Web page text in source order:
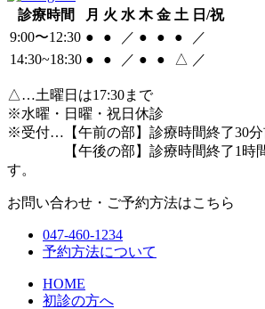
診療時間 月 火 水 木 金 土 日/祝
9:00〜12:30 ● ● ／ ● ● ●
／
14:30~18:30 ● ● ／ ● ● △ ／
△…土曜日は17:30まで
※水曜・日曜・祝日休診
※受付…【午前の部】診療時間終了30
【午後の部】診療時間終了1時間
す。
お問い合わせ・ご予約方法はこちら
047-460-1234
予約方法について
HOME
初診の方へ